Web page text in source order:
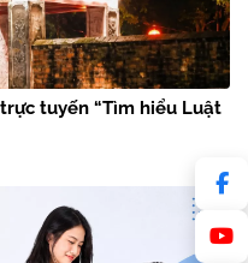
tuyến “Tìm hiểu Luật